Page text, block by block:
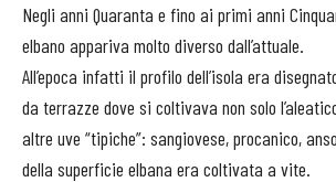
Negli anni Quaranta e fino ai primi anni
elbano appariva molto diverso dall’attuale.
All’epoca infatti il profilo dell’isola era
da terrazze dove si coltivava non solo
altre uve “tipiche”: sangiovese, procanico,
della superficie elbana era coltivata a vite.